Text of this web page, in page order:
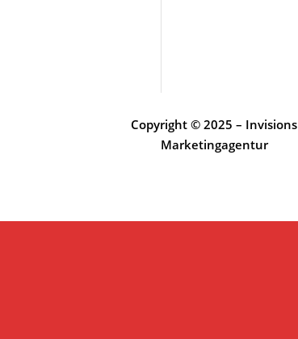
Copyright © 2025 – Invisions
Marketingagentur